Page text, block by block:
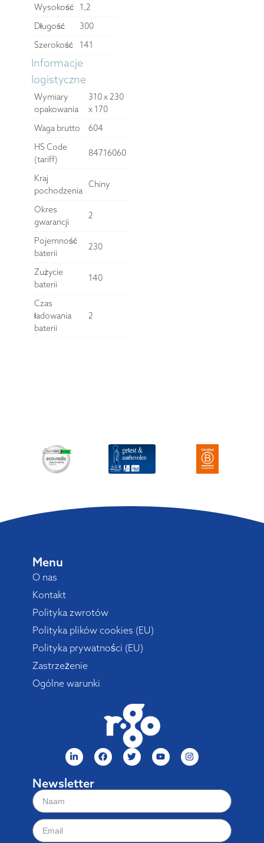
Wysokość
1,2
Długość
300
Szerokość
141
Informacje
logistyczne
Wymiary
opakowania
310 x 230
x 170
Waga brutto
604
HS Code
(tariff)
84716060
Kraj
pochodzenia
Chiny
Okres
gwarancji
2
Pojemność
baterii
230
Zużycie
baterii
140
Czas
ładowania
baterii
2
Menu
O nas
Kontakt
Polityka zwrotów
Polityka plików cookies (EU)
Polityka prywatności (EU)
Zastrzeżenie
Ogólne warunki
Newsletter